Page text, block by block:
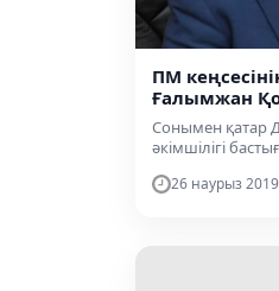
ПМ
Ғалымжан
Сонымен қатар
әкімшілігі
26 наурыз 2019